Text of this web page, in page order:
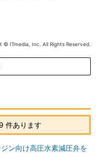
© ITmedia, Inc. All Rights Reserved.
件あります
ン向け高圧水素減圧弁を